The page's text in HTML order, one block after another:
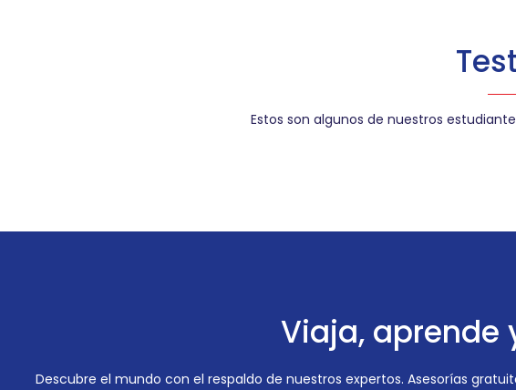
Estos son algunos de nuestros
Viaja, aprende
Descubre el mundo con el respaldo de nuestros expertos. Asesorías